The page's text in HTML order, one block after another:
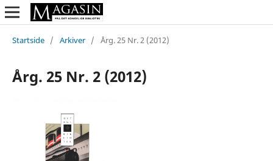
Startside / Arkiver / Årg. 25 Nr. 2 (2012)
Årg. 25 Nr. 2 (2012)